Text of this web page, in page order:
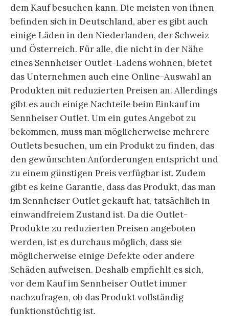
dem Kauf besuchen kann. Die meisten von ihnen
befinden sich in Deutschland, aber es gibt auch
einige Läden in den Niederlanden, der Schweiz
und Österreich. Für alle, die nicht in der Nähe
eines Sennheiser Outlet-Ladens wohnen, bietet
das Unternehmen auch eine Online-Auswahl an
Produkten mit reduzierten Preisen an. Allerdings
gibt es auch einige Nachteile beim Einkauf im
Sennheiser Outlet. Um ein gutes Angebot zu
bekommen, muss man möglicherweise mehrere
Outlets besuchen, um ein Produkt zu finden, das
den gewünschten Anforderungen entspricht und
zu einem günstigen Preis verfügbar ist. Zudem
gibt es keine Garantie, dass das Produkt, das man
im Sennheiser Outlet gekauft hat, tatsächlich in
einwandfreiem Zustand ist. Da die Outlet-
Produkte zu reduzierten Preisen angeboten
werden, ist es durchaus möglich, dass sie
möglicherweise einige Defekte oder andere
Schäden aufweisen. Deshalb empfiehlt es sich,
vor dem Kauf im Sennheiser Outlet immer
nachzufragen, ob das Produkt vollständig
funktionstüchtig ist.